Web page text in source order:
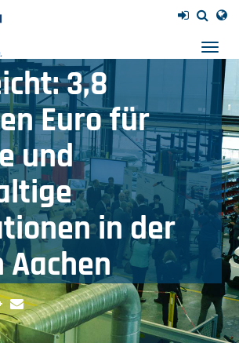
wurden
3,8
Euro für
und
in der
Aachen